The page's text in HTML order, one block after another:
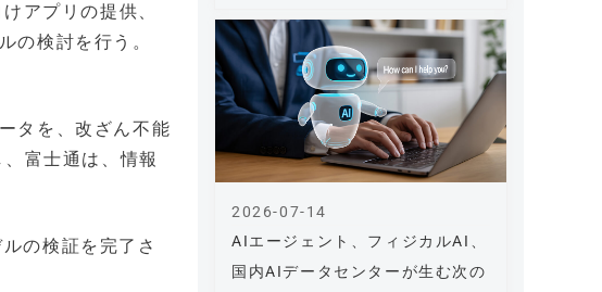
アプリの提供、
の検討を行う。
タを、改ざん不能
富士通は、情報
の検証を完了さ
AIエージェント、フィジカルAI、
国内AIデータセンターが生む次の
2026-07-14